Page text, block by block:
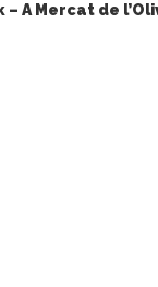
A Mercat de